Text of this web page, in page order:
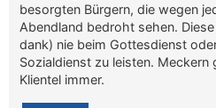
besorgten Bürgern, die wegen
Abendland bedroht sehen.
dank) nie beim Gottesdienst
Sozialdienst zu leisten. Meckern
Klientel immer.